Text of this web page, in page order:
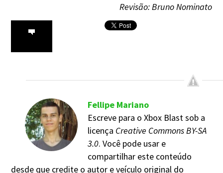
Revisão: Bruno Nominato
Fellipe Mariano
Escreve para o Xbox Blast sob a
licença Creative Commons BY-SA
3.0. Você pode usar e
compartilhar este conteúdo
desde que credite o autor e veículo original do